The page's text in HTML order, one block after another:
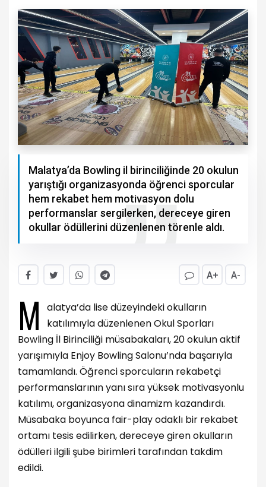
Malatya’da Bowling il birinciliğinde 20 okulun
yarıştığı organizasyonda öğrenci sporcular
hem rekabet hem motivasyon dolu
performanslar sergilerken, dereceye giren
okullar ödüllerini düzenlenen törenle aldı.
A+ A-
M
alatya’da lise düzeyindeki okulların
katılımıyla düzenlenen Okul Sporları
Bowling İl Birinciliği müsabakaları, 20 okulun aktif
yarışımıyla Enjoy Bowling Salonu’nda başarıyla
tamamlandı. Öğrenci sporcuların rekabetçi
performanslarının yanı sıra yüksek motivasyonlu
katılımı, organizasyona dinamizm kazandırdı.
Müsabaka boyunca fair-play odaklı bir rekabet
ortamı tesis edilirken, dereceye giren okulların
ödülleri ilgili şube birimleri tarafından takdim
edildi.